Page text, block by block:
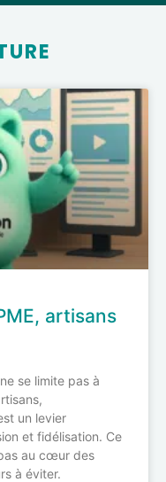
artisans
se limite pas à
un levier
et fidélisation. Ce
au cœur des
à éviter.